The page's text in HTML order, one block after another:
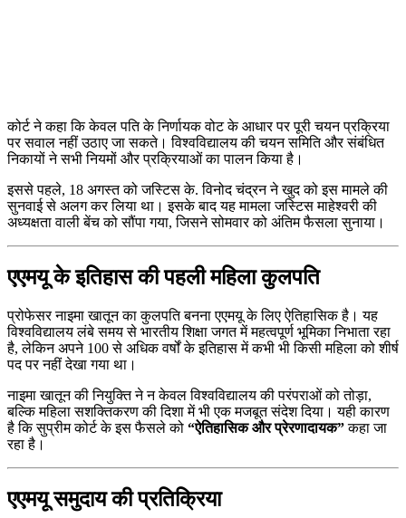
कोर्ट ने कहा कि केवल पति के निर्णायक वोट के आधार पर पूरी चयन प्रक्रिया
पर सवाल नहीं उठाए जा सकते। विश्वविद्यालय की चयन समिति और संबंधित
निकायों ने सभी नियमों और प्रक्रियाओं का पालन किया है।
इससे पहले, 18 अगस्त को जस्टिस के. विनोद चंद्रन ने खुद को इस मामले की
सुनवाई से अलग कर लिया था। इसके बाद यह मामला जस्टिस माहेश्वरी की
अध्यक्षता वाली बेंच को सौंपा गया, जिसने सोमवार को अंतिम फैसला सुनाया।
एएमयू के इतिहास की पहली महिला कुलपति
प्रोफेसर नाइमा खातून का कुलपति बनना एएमयू के लिए ऐतिहासिक है। यह
विश्वविद्यालय लंबे समय से भारतीय शिक्षा जगत में महत्वपूर्ण भूमिका निभाता रहा
है, लेकिन अपने 100 से अधिक वर्षों के इतिहास में कभी भी किसी महिला को शीर्ष
पद पर नहीं देखा गया था।
नाइमा खातून की नियुक्ति ने न केवल विश्वविद्यालय की परंपराओं को तोड़ा,
बल्कि महिला सशक्तिकरण की दिशा में भी एक मजबूत संदेश दिया। यही कारण
है कि सुप्रीम कोर्ट के इस फैसले को “ऐतिहासिक और प्रेरणादायक”कहा जा
रहा है।
एएमयू समुदाय की प्रतिक्रिया